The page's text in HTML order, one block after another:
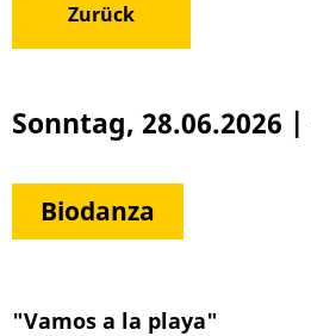
Zurück
Sonntag, 28.06.2026 |
Biodanza
"Vamos a la playa"